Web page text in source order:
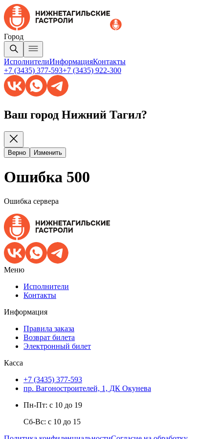
Город
ИсполнителиИнформацияКонтакты
+7 (3435) 377-593+7 (3435) 922-300
Ваш город Нижний Тагил?
Верно Изменить
Ошибка 500
Ошибка сервера
Меню
Исполнители
Контакты
Информация
Правила заказа
Возврат билета
Электронный билет
Касса
+7 (3435) 377-593
пр. Вагоностроителей, 1, ДК Окунева
Пн-Пт: с 10 до 19
Сб-Вс: с 10 до 15